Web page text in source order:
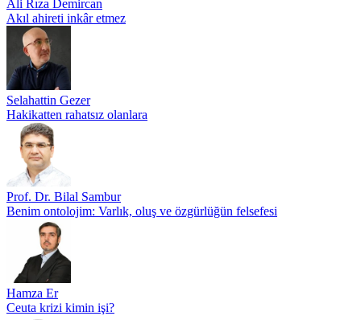
Ali Rıza Demircan
Akıl ahireti inkâr etmez
Selahattin Gezer
Hakikatten rahatsız olanlara
Prof. Dr. Bilal Sambur
Benim ontolojim: Varlık, oluş ve özgürlüğün felsefesi
Hamza Er
Ceuta krizi kimin işi?